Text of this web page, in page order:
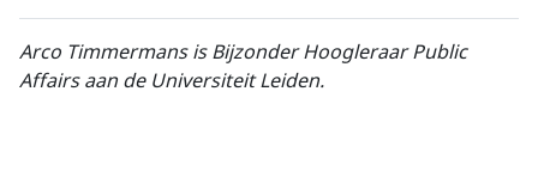
Arco Timmermans is Bijzonder Hoogleraar Public
Affairs aan de Universiteit Leiden.